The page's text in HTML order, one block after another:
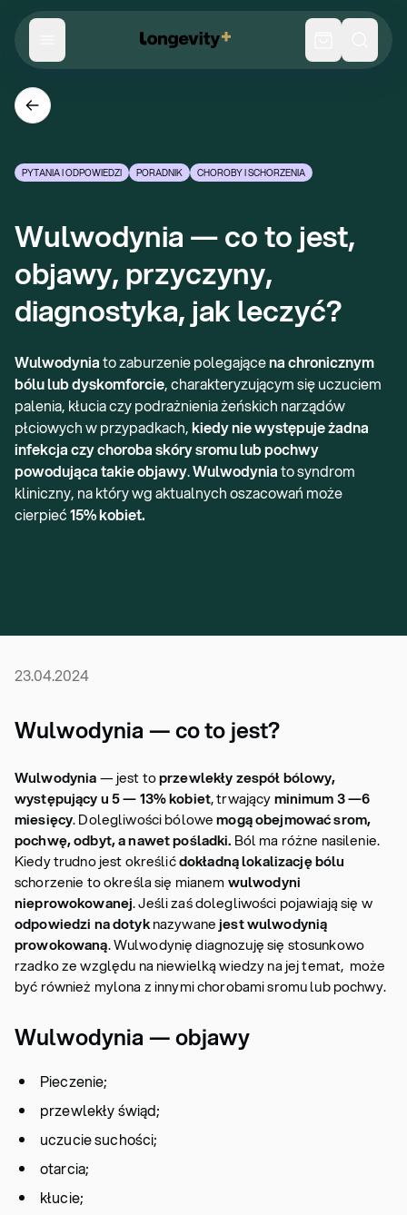
PYTANIA I ODPOWIEDZI PORADNIK CHOROBY I SCHORZENIA
Wulwodynia — co to jest,
objawy, przyczyny,
diagnostyka, jak leczyć?
Wulwodyniato zaburzenie polegającena chronicznym
bólu lub dyskomforcie, charakteryzującym się uczuciem
palenia, kłucia czy podrażnienia żeńskich narządów
płciowych w przypadkach,kiedy nie występuje żadna
infekcja czy choroba skóry sromu lub pochwy
powodująca takie objawy.Wulwodyniato syndrom
kliniczny, na który wg aktualnych oszacowań może
cierpieć15% kobiet.
23.04.2024
Wulwodynia — co to jest?
Wulwodynia— jest toprzewlekły zespół bólowy,
występujący u 5 — 13% kobiet, trwającyminimum 3 —6
miesięcy. Dolegliwości bólowemogą obejmować srom,
pochwę,odbyt, a nawet pośladki. Ból ma różne nasilenie.
Kiedy trudno jest określićdokładną lokalizację bólu
schorzenie to określa się mianemwulwodyni
nieprowokowanej. Jeśli zaś dolegliwości pojawiają się w
odpowiedzi na dotyknazywanejest wulwodynią
prowokowaną. Wulwodynię diagnozuję się stosunkowo
rzadko ze względu na niewielką wiedzy na jej temat, może
być również mylona z innymi chorobami sromu lub pochwy.
Wulwodynia — objawy
Pieczenie;
przewlekły świąd;
uczucie suchości;
otarcia;
kłucie;